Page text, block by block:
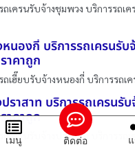
ถเครนรับจ้างชุมพวง บริการรถเค
นองกี่ บริการรถเครนรับ
าคาถูก
ถเฮี๊ยบรับจ้างหนองกี่ บริการรถเ
ราสาท บริการรถเครนรับ
าคาถูก
ถเครนรับจ้างปราสาท บริการรถเ
เมนู ติดต่อ